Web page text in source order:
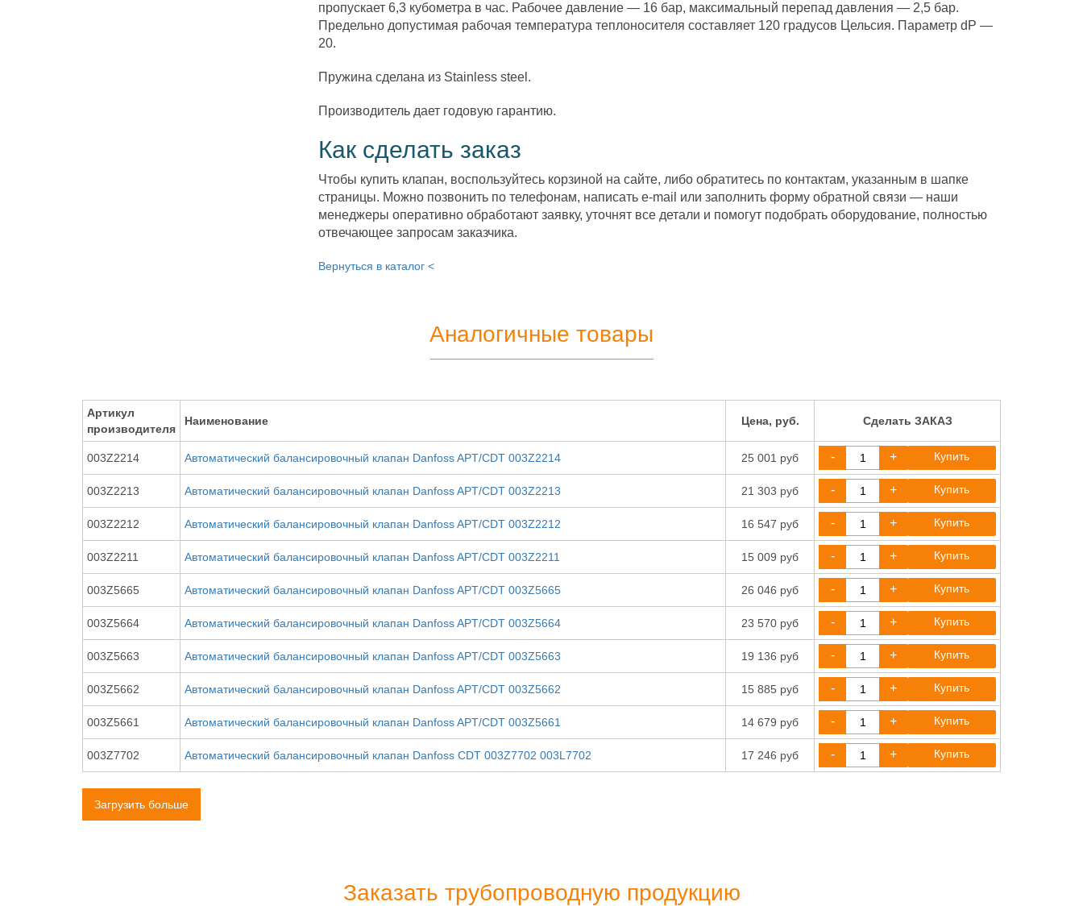
пропускает 6,3 кубометра в час. Рабочее давление — 16 бар, максимальный перепад давления — 2,5 бар.
Предельно допустимая рабочая температура теплоносителя составляет 120 градусов Цельсия. Параметр dP —
20.
Пружина сделана из Stainless steel.
Производитель дает годовую гарантию.
Как сделать заказ
Чтобы купить клапан, воспользуйтесь корзиной на сайте, либо обратитесь по контактам, указанным в шапке
страницы. Можно позвонить по телефонам, написать e-mail или заполнить форму обратной связи — наши
менеджеры оперативно обработают заявку, уточнят все детали и помогут подобрать оборудование, полностью
отвечающее запросам заказчика.
Вернуться в каталог <
Аналогичные товары
Артикул
производителя
Наименование Цена, руб. Сделать ЗАКАЗ
003Z2214 Автоматический балансировочный клапан Danfoss APT/CDT 003Z2214 25 001 руб - + Купить
003Z2213 Автоматический балансировочный клапан Danfoss APT/CDT 003Z2213 21 303 руб - + Купить
003Z2212 Автоматический балансировочный клапан Danfoss APT/CDT 003Z2212 16 547 руб - + Купить
003Z2211 Автоматический балансировочный клапан Danfoss APT/CDT 003Z2211 15 009 руб - + Купить
003Z5665 Автоматический балансировочный клапан Danfoss APT/CDT 003Z5665 26 046 руб - + Купить
003Z5664 Автоматический балансировочный клапан Danfoss APT/CDT 003Z5664 23 570 руб - + Купить
003Z5663 Автоматический балансировочный клапан Danfoss APT/CDT 003Z5663 19 136 руб - + Купить
003Z5662 Автоматический балансировочный клапан Danfoss APT/CDT 003Z5662 15 885 руб - + Купить
003Z5661 Автоматический балансировочный клапан Danfoss APT/CDT 003Z5661 14 679 руб - + Купить
003Z7702 Автоматический балансировочный клапан Danfoss CDT 003Z7702 003L7702 17 246 руб - + Купить
Загрузить больше
Заказать трубопроводную продукцию